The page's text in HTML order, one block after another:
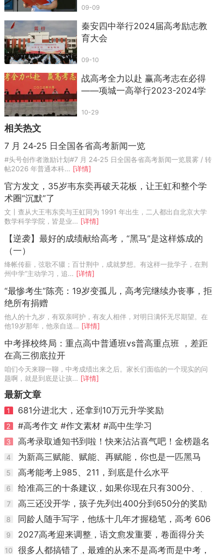
09-09
秦安四中举行2024届高考励志教
育大会
09-10
战高考全力以赴 赢高考志在必得
——项城一高举行2023-2024学
大会
10-29
相关热文
7 月 24‑25 日全国各省高考新闻一览
#头号创作者激励计划#7 月 24‑25 日全国各省高考新闻一览晨雾 / 转
帖2026 年普通本科... [详情]
官方发文，35岁韦东奕再破天花板，让王虹和整个学
术圈“沉默”了
文丨查从大王韦东奕与王虹同为 1991 年出生，二人都出自北京大学
数学科学学院，皆是业... [详情]
【逆袭】最好的成绩献给高考，“黑马”是这样炼成的
（一）
绛帐传薪，弦歌不辍；百廿荆中，成就梦想。有这样一批学子，在荆
州中学“主动学习，追... [详情]
“最惨考生”陈亮：19岁变孤儿，高考完继续办丧事，拒
绝所有捐赠
他人的十九岁，有双亲呵护，有友人相伴，对明日满怀无尽期望。在
他19岁那年，他亲自送... [详情]
中考择校终局：重点高中普通班vs普高重点班 ，差距
在高三彻底拉开
咱们今天来聊一聊，中考成绩出来之后。家长们面临的一个现实的问
题啊，就是到底是让孩... [详情]
最新文章
1 681分进北大，还拿到10万元升学奖励
2 #高考作文 #作文素材 #高中生学习
3 高考录取通知书到啦！快来沾沾喜气吧！金榜题名
4 为新高三赋能、赋能、再赋能，你也是一匹黑马
5 高考能考上985、211，到底是什么水平
6 给准高三的十条建议，如果你现在只有300分、
十条经验助你逆袭
7 高三还没开学，孩子先列出400分到650分的奖励
8 同龄人随手写字，他练十几年才握稳笔，高考 606
9 2027高考迎来调整，语文愈发重要，卷面得分关
10 很多人都搞错了，最难的从来不是高考而是中考，